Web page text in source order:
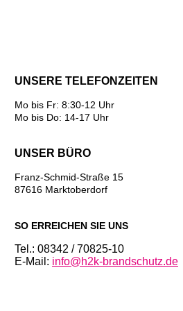
UNSERE TELEFONZEITEN
Mo bis Fr: 8:30-12 Uhr
Mo bis Do: 14-17 Uhr
UNSER BÜRO
Franz-Schmid-Straße 15
87616 Marktoberdorf
SO ERREICHEN SIE UNS
Tel.: 08342 / 70825-10
E-Mail: info@h2k-brandschutz.de